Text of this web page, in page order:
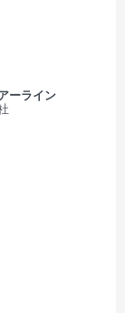
ーライン